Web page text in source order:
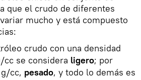
que el crudo de diferentes
mucho y está compuesto
crudo con una densidad
se considera ligero; por
cc, pesado, y todo lo demás es